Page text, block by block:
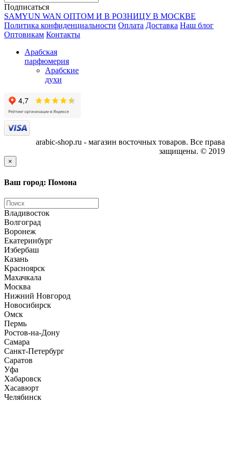
Подписаться
SAMYUN WAN ОПТОМ И В РОЗНИЦУ В МОСКВЕ
Политика конфиденциальности Оплата Доставка Наш блог
Оптовикам Контакты
Арабская
парфюмерия
Арабские
духи
arabic-shop.ru - магазин восточных товаров. Все права
защищены. © 2019
×
Ваш город: Помона
Владивосток
Волгоград
Воронеж
Екатеринбург
Избербаш
Казань
Красноярск
Махачкала
Москва
Нижний Новгород
Новосибирск
Омск
Пермь
Ростов-на-Дону
Самара
Санкт-Петербург
Саратов
Уфа
Хабаровск
Хасавюрт
Челябинск